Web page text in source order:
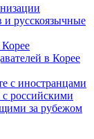
и русскоязычные
в Корее
с иностранцами
российскими
за рубежом